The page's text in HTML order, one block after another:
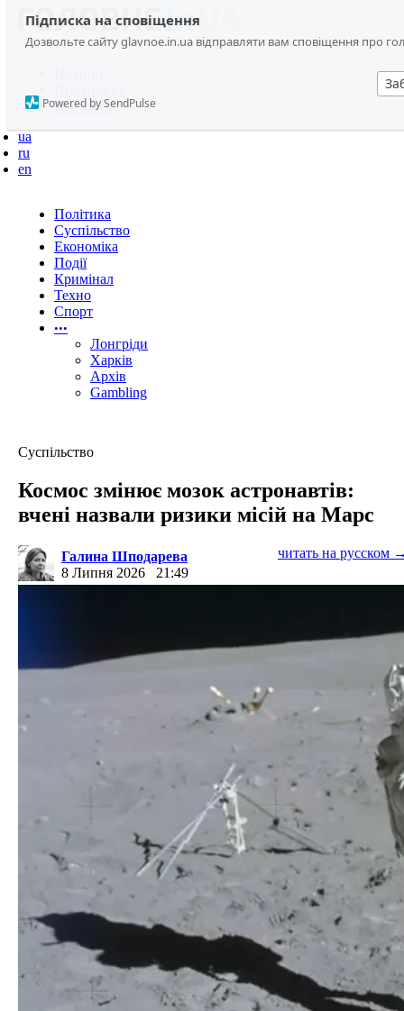
Підписка на сповіщення
Дозвольте сайту glavnoe.in.ua відправляти вам сповіщення про
Powered by SendPulse
Контакти
ua
ru
en
Політика
Суспільство
Економіка
Події
Кримінал
Техно
Спорт
•••
Лонгріди
Харків
Архів
Gambling
Суспільство
Космос змінює мозок астронавтів:
вчені назвали ризики місій на Марс
Галина Шподарева
8 Липня 2026
21:49
читать на русском